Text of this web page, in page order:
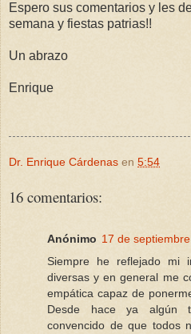
Espero sus comentarios y les
semana y fiestas patrias!!
Un abrazo
Enrique
Dr. Enrique Cárdenas en 5:54
16 comentarios:
Anónimo 17 de
Siempre he reflejado mi
diversas y en general me
empática capaz de
Desde hace ya algún
convencido de que todos